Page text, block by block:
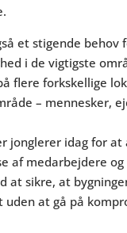
et stigende behov
i de vigtigste
flere forkskellige
– mennesker,
jonglerer idag for at
af medarbejdere og
at sikre, at
at gå på